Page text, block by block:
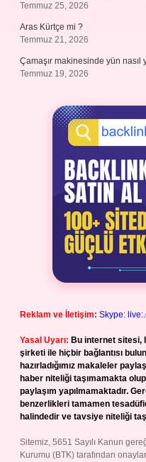
Temmuz 25, 2026
Aras Kürtçe mi ?
Temmuz 21, 2026
Çamaşır makinesinde yün nasıl
Temmuz 19, 2026
Reklam ve İletişim: Skype:
Yasal Uyarı: Bu internet sitesi,
şirketi ile hiçbir bağlantısı
hazırladığımız makaleler
haber niteliği taşımamakta
paylaşım yapılmamaktadır.
benzerlikleri tamamen
halindedir ve tavsiye niteliği
Sitemiz, 5651 Sayılı Kanun
Kurumu (BTK) tarafından